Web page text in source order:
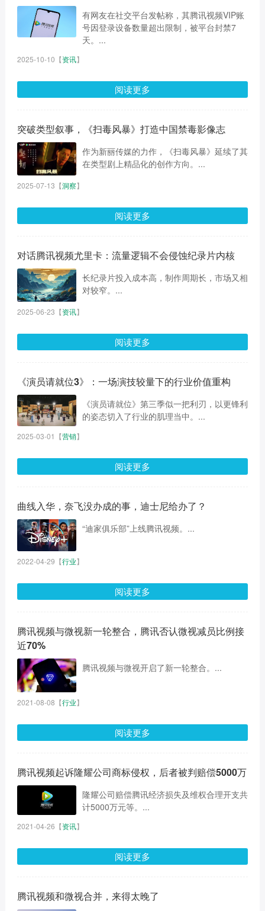
有网友在社交平台发帖称，其腾讯视频VIP账
号因登录设备数量超出限制，被平台封禁7
天。...
2025-10-10 【资讯】
阅读更多
突破类型叙事，《扫毒风暴》打造中国禁毒影像志
作为新丽传媒的力作，《扫毒风暴》延续了其
在类型剧上精品化的创作方向。...
2025-07-13 【洞察】
阅读更多
对话腾讯视频尤里卡：流量逻辑不会侵蚀纪录片内核
长纪录片投入成本高，制作周期长，市场又相
对较窄。...
2025-06-23 【资讯】
阅读更多
《演员请就位3》：一场演技较量下的行业价值重构
《演员请就位》第三季似一把利刃，以更锋利
的姿态切入了行业的肌理当中。...
2025-03-01 【营销】
阅读更多
曲线入华，奈飞没办成的事，迪士尼给办了？
“迪家俱乐部”上线腾讯视频。...
2022-04-29 【行业】
阅读更多
腾讯视频与微视新一轮整合，腾讯否认微视减员比例接
近70%
腾讯视频与微视开启了新一轮整合。...
2021-08-08 【行业】
阅读更多
腾讯视频起诉隆耀公司商标侵权，后者被判赔偿5000万
隆耀公司赔偿腾讯经济损失及维权合理开支共
计5000万元等。...
2021-04-26 【资讯】
阅读更多
腾讯视频和微视合并，来得太晚了